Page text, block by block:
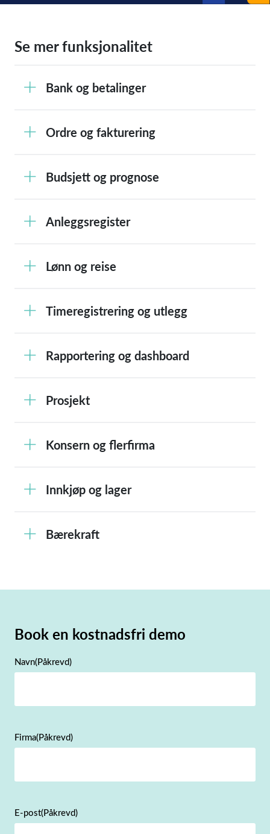
Se mer funksjonalitet
Bank og betalinger
Ordre og fakturering
Budsjett og prognose
Anleggsregister
Lønn og reise
Timeregistrering og utlegg
Rapportering og dashboard
Prosjekt
Konsern og flerfirma
Innkjøp og lager
Bærekraft
Book en kostnadsfri demo
Navn(Påkrevd)
Firma(Påkrevd)
E-post(Påkrevd)